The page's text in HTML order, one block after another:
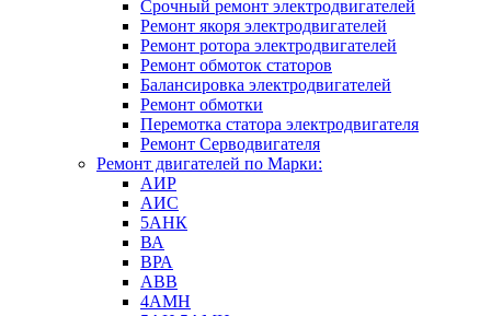
Срочный ремонт электродвигателей
Ремонт якоря электродвигателей
Ремонт ротора электродвигателей
Ремонт обмоток статоров
Балансировка электродвигателей
Ремонт обмотки
Перемотка статора электродвигателя
Ремонт Серводвигателя
Ремонт двигателей по Марки:
АИР
АИС
5АНК
ВА
ВРА
ABB
4АМН